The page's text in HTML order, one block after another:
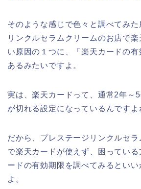
そのような感じで色々と調べてみ
リンクルセラムクリームのお店で
い原因の１つに、「楽天カードの
あるみたいですよ。
実は、楽天カードって、通常2年～
が切れる設定になっているんですよ
だから、プレステージリンクルセ
で楽天カードが使えず、困っている
ードの有効期限を調べてみるとい
よ。